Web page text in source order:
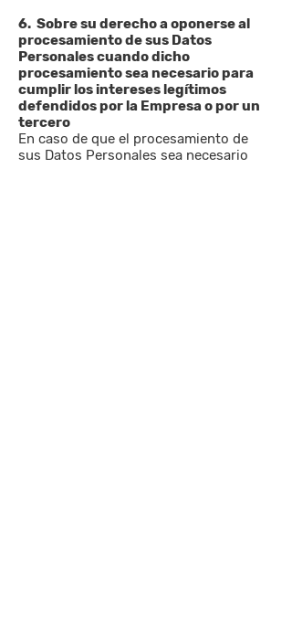
6. Sobre su derecho a oponerse al
procesamiento de sus Datos
Personales cuando dicho
procesamiento sea necesario para
cumplir los intereses legítimos
defendidos por la Empresa o por un
tercero
En caso de que el procesamiento de
sus Datos Personales sea necesario